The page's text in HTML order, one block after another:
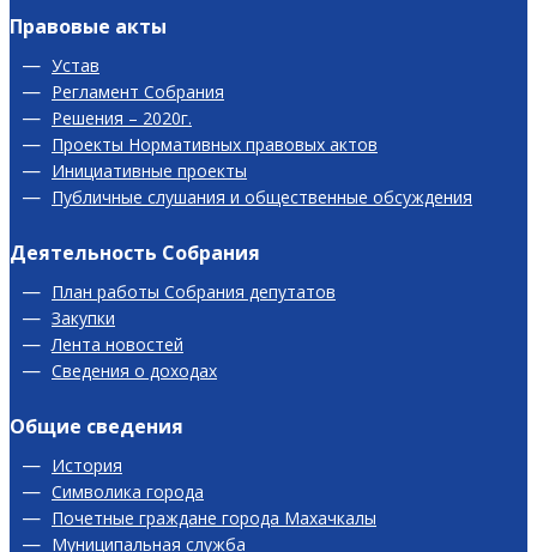
Правовые акты
Устав
Регламент Собрания
Решения – 2020г.
Проекты Нормативных правовых актов
Инициативные проекты
Публичные слушания и общественные обсуждения
Деятельность Собрания
План работы Собрания депутатов
Закупки
Лента новостей
Сведения о доходах
Общие сведения
История
Символика города
Почетные граждане города Махачкалы
Муниципальная служба